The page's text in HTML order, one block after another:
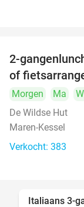
2-
of
Morgen Ma
De Wildse Hut
Maren-Kessel
Verkocht: 383
Italiaans 3-